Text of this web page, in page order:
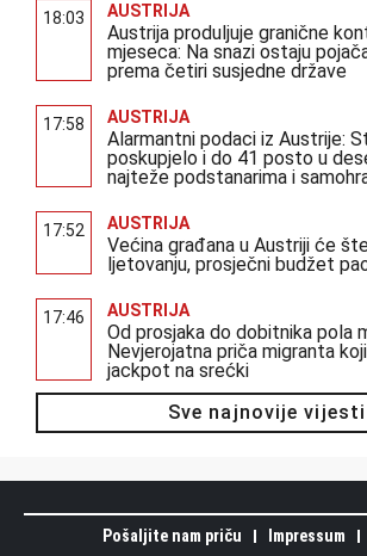
18:03 AUSTRIJA
Austrija produljuje granične
mjeseca: Na snazi ostaju
prema četiri susjedne države
17:58 AUSTRIJA
Alarmantni podaci iz Austrije:
poskupjelo i do 41 posto u
najteže podstanarima i
17:52 AUSTRIJA
Većina građana u Austriji će
ljetovanju, prosječni budžet
17:46 AUSTRIJA
Od prosjaka do dobitnika pola
Nevjerojatna priča migranta
jackpot na srećki
Sve najnovije vijesti
Pošaljite nam priču Impressum